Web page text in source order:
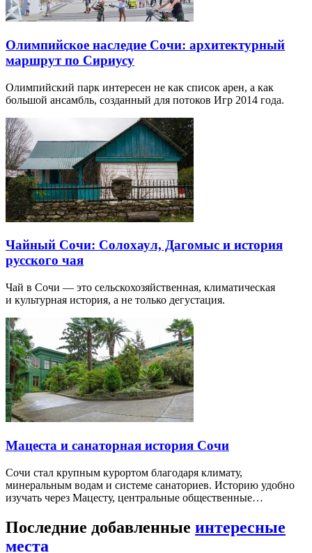
Олимпийское наследие Сочи: архитектурный
маршрут по Сириусу
Олимпийский парк интересен не как список арен, а как
большой ансамбль, созданный для потоков Игр 2014 года.
Чайный Сочи: Солохаул, Дагомыс и история
русского чая
Чай в Сочи — это сельскохозяйственная, климатическая
и культурная история, а не только дегустация.
Мацеста и санаторная история Сочи
Сочи стал крупным курортом благодаря климату,
минеральным водам и системе санаториев. Историю удобно
изучать через Мацесту, центральные общественные…
Последние добавленные интересные
места